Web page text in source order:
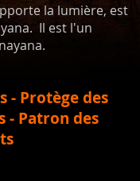
la lumière, est
Il est l'un
- Protège des
- Patron des